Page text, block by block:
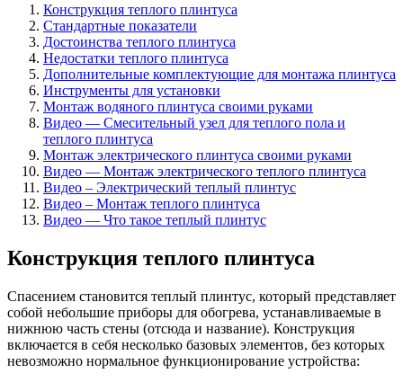
Конструкция теплого плинтуса
Стандартные показатели
Достоинства теплого плинтуса
Недостатки теплого плинтуса
Дополнительные комплектующие для монтажа плинтуса
Инструменты для установки
Монтаж водяного плинтуса своими руками
Видео — Смесительный узел для теплого пола и
теплого плинтуса
Монтаж электрического плинтуса своими руками
Видео — Монтаж электрического теплого плинтуса
Видео – Электрический теплый плинтус
Видео – Монтаж теплого плинтуса
Видео — Что такое теплый плинтус
Конструкция теплого плинтуса
Спасением становится теплый плинтус, который представляет
собой небольшие приборы для обогрева, устанавливаемые в
нижнюю часть стены (отсюда и название). Конструкция
включается в себя несколько базовых элементов, без которых
невозможно нормальное функционирование устройства: